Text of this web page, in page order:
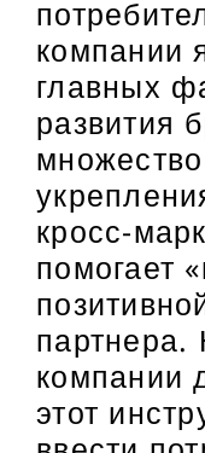
компании
главных
развития
кросс-
помогает
партнера.
компании
этот